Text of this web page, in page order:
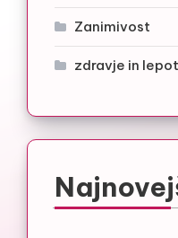
Zanimivost
zdravje in